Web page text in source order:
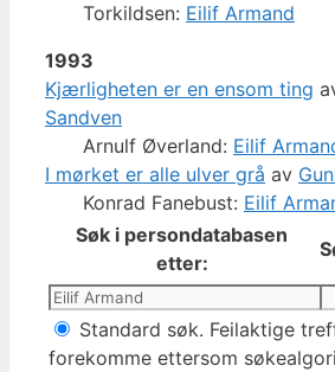
Torkildsen: Eilif Armand
1993
Kjærligheten er en ensom ting
Sandven
Arnulf Øverland: Eilif
I mørket er alle ulver grå av
Konrad Fanebust: Eilif
Søk i persondatabasen
etter:
Standard søk. Feilaktige
forekomme ettersom